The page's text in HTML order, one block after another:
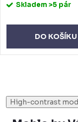
Skladem >5 pár
DO KOŠÍKU
High-contrast